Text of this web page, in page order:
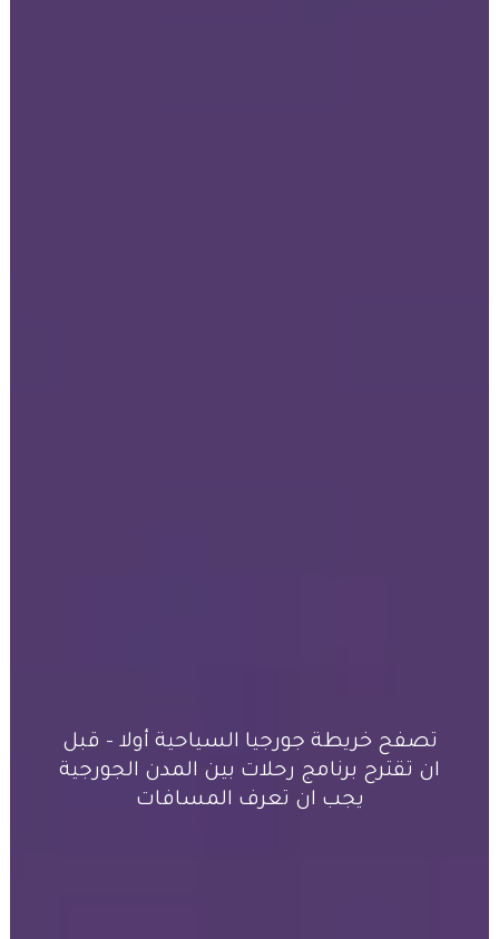
تصفح خريطة جورجيا السياحية أولا – قبل
ان تقترح برنامج رحلات بين المدن الجورجية
يجب ان تعرف المسافات